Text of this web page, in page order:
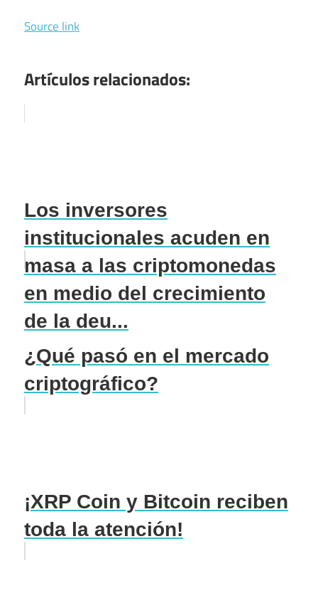
Source link
Artículos relacionados:
Los inversores
institucionales acuden en
masa a las criptomonedas
en medio del crecimiento
de la deu...
¿Qué pasó en el mercado
criptográfico?
¡XRP Coin y Bitcoin reciben
toda la atención!